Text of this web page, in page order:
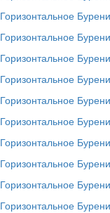
Горизонтальное
Горизонтальное
Горизонтальное
Горизонтальное
Горизонтальное
Горизонтальное
Горизонтальное
Горизонтальное
Горизонтальное
Горизонтальное